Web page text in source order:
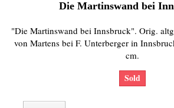
Die Martinswand bei
"Die Martinswand bei Innsbruck". Orig.
von Martens bei F. Unterberger in
cm.
Sold